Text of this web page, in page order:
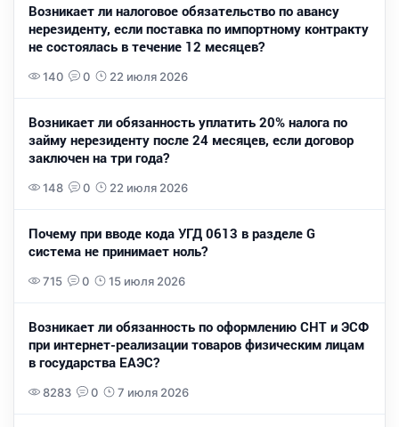
Возникает ли налоговое обязательство по авансу
нерезиденту, если поставка по импортному контракту
не состоялась в течение 12 месяцев?
140 0 22 июля 2026
Возникает ли обязанность уплатить 20% налога по
займу нерезиденту после 24 месяцев, если договор
заключен на три года?
148 0 22 июля 2026
Почему при вводе кода УГД 0613 в разделе G
система не принимает ноль?
715 0 15 июля 2026
Возникает ли обязанность по оформлению СНТ и ЭСФ
при интернет-реализации товаров физическим лицам
в государства ЕАЭС?
8283 0 7 июля 2026